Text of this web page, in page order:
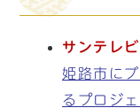
サンテレ
姫路市に
るプロジ